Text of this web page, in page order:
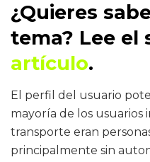
¿Quieres
tema? Lee el
artículo.
El perfil del usuario
mayoría de los usuarios
transporte eran
principalmente sin